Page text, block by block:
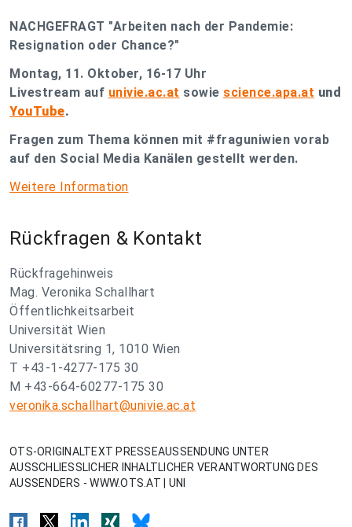
NACHGEFRAGT "Arbeiten nach der Pandemie:
Resignation oder Chance?"
Montag, 11. Oktober, 16-17 Uhr
Livestream auf univie.ac.at sowie science.apa.at und
YouTube.
Fragen zum Thema können mit #fraguniwien vorab
auf den Social Media Kanälen gestellt werden.
Weitere Information
Rückfragen & Kontakt
Rückfragehinweis
Mag. Veronika Schallhart
Öffentlichkeitsarbeit
Universität Wien
Universitätsring 1, 1010 Wien
T +43-1-4277-175 30
M +43-664-60277-175 30
veronika.schallhart@univie.ac.at
OTS-ORIGINALTEXT PRESSEAUSSENDUNG UNTER
AUSSCHLIESSLICHER INHALTLICHER VERANTWORTUNG DES
AUSSENDERS - WWW.OTS.AT | UNI